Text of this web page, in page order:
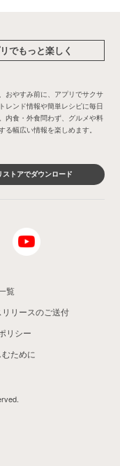
でもっと楽しく
おやすみ前に、アプリでサクサ
レンド情報や簡単レシピに毎日
内食・外食問わず、グルメや料
る幅広い情報を楽しめます。
ストアでダウンロード
覧
リリースのご送付
リシー
ために